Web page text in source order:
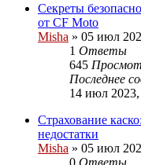
Секреты
от CF Moto
Misha » 05 июл
1 Ответы
645
Последнее
14 июл
Страхование
недостатки
Misha » 05 июл
0 Ответы